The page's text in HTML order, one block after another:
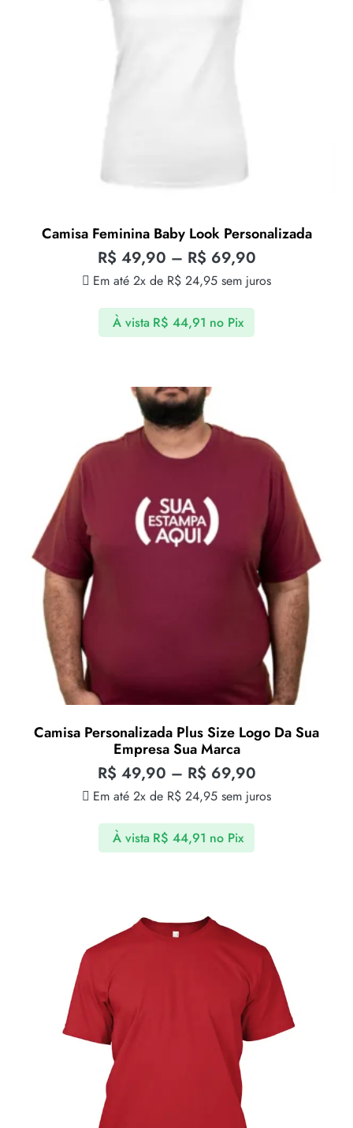
Camisa Feminina Baby Look Personalizada
R$ 49,90 – R$ 69,90
Em até 2x de R$ 24,95 sem juros
À vista R$ 44,91 no Pix
Camisa Personalizada Plus Size Logo Da Sua
Empresa Sua Marca
R$ 49,90 – R$ 69,90
Em até 2x de R$ 24,95 sem juros
À vista R$ 44,91 no Pix